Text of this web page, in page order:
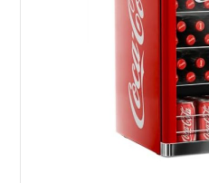
Anspringen des Motors
Dafür reicht die
wärmeren
leise im Betrieb
AC/DC Design